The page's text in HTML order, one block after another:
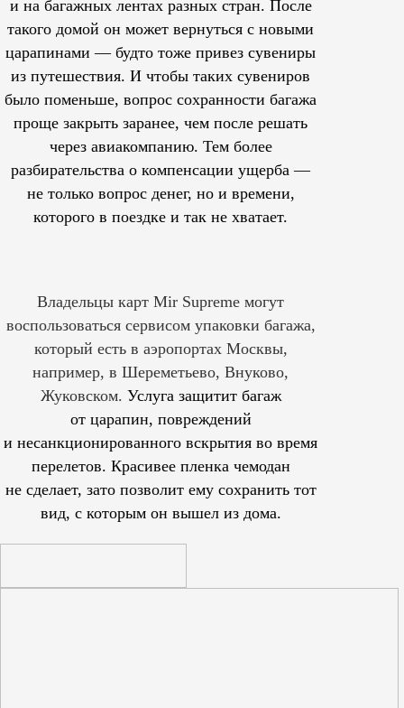
и на багажных лентах разных стран. После
такого домой он может вернуться с новыми
царапинами — будто тоже привез сувениры
из путешествия. И чтобы таких сувениров
было поменьше, вопрос сохранности багажа
проще закрыть заранее, чем после решать
через авиакомпанию. Тем более
разбирательства о компенсации ущерба —
не только вопрос денег, но и времени,
которого в поездке и так не хватает.
Владельцы карт Mir Supreme могут
воспользоваться сервисом упаковки багажа,
который есть в аэропортах Москвы,
например, в Шереметьево, Внуково,
Жуковском. Услуга защитит багаж
от царапин, повреждений
и несанкционированного вскрытия во время
перелетов. Красивее пленка чемодан
не сделает, зато позволит ему сохранить тот
вид, с которым он вышел из дома.